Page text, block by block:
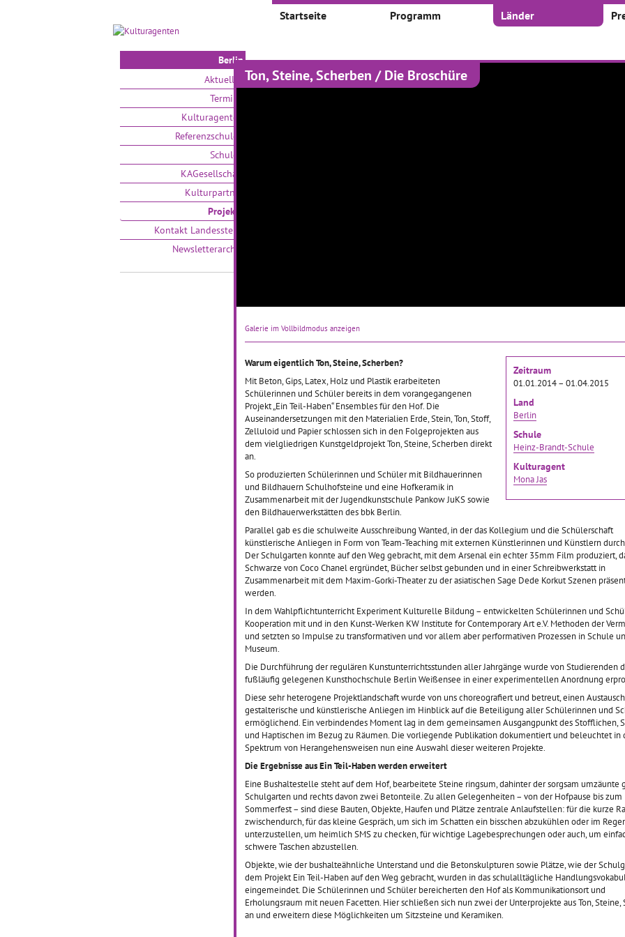
Ton, Steine, Scherben / Die Broschüre
Galerie im Vollbildmodus anzeigen
Zeitraum
01.01.2014 – 01.04.2015
Land
Berlin
Schule
Heinz-Brandt-Schule
Kulturagent
Mona Jas
Warum eigentlich Ton, Steine, Scherben?
Mit Beton, Gips, Latex, Holz und Plastik erarbeiteten
Schülerinnen und Schüler bereits in dem vorangegangenen
Projekt „Ein Teil-Haben“ Ensembles für den Hof. Die
Auseinandersetzungen mit den Materialien Erde, Stein, Ton, Stoff,
Zelluloid und Papier schlossen sich in den Folgeprojekten aus
dem vielgliedrigen Kunstgeldprojekt Ton, Steine, Scherben direkt
an.
So produzierten Schülerinnen und Schüler mit Bildhauerinnen
und Bildhauern Schulhofsteine und eine Hofkeramik in
Zusammenarbeit mit der Jugendkunstschule Pankow JuKS sowie
den Bildhauerwerkstätten des bbk Berlin.
Parallel gab es die schulweite Ausschreibung Wanted, in der das Kollegium und die Schülerschaft
künstlerische Anliegen in Form von Team-Teaching mit externen Künstlerinnen und Künstlern
Der Schulgarten konnte auf den Weg gebracht, mit dem Arsenal ein echter 35mm Film produziert,
Schwarze von Coco Chanel ergründet, Bücher selbst gebunden und in einer Schreibwerkstatt in
Zusammenarbeit mit dem Maxim-Gorki-Theater zu der asiatischen Sage Dede Korkut Szenen
werden.
In dem Wahlpflichtunterricht Experiment Kulturelle Bildung – entwickelten Schülerinnen und
Kooperation mit und in den Kunst-Werken KW Institute for Contemporary Art e.V. Methoden der
und setzten so Impulse zu transformativen und vor allem aber performativen Prozessen in Schule
Museum.
Die Durchführung der regulären Kunstunterrichtsstunden aller Jahrgänge wurde von Studierenden
fußläufig gelegenen Kunsthochschule Berlin Weißensee in einer experimentellen Anordnung
Diese sehr heterogene Projektlandschaft wurde von uns choreografiert und betreut, einen
gestalterische und künstlerische Anliegen im Hinblick auf die Beteiligung aller Schülerinnen und
ermöglichend. Ein verbindendes Moment lag in dem gemeinsamen Ausgangpunkt des Stofflichen,
und Haptischen im Bezug zu Räumen. Die vorliegende Publikation dokumentiert und beleuchtet in
Spektrum von Herangehensweisen nun eine Auswahl dieser weiteren Projekte.
Die Ergebnisse aus Ein Teil-Haben werden erweitert
Eine Bushaltestelle steht auf dem Hof, bearbeitete Steine ringsum, dahinter der sorgsam umzäunte
Schulgarten und rechts davon zwei Betonteile. Zu allen Gelegenheiten – von der Hofpause bis zum
Sommerfest – sind diese Bauten, Objekte, Haufen und Plätze zentrale Anlaufstellen: für die kurze
zwischendurch, für das kleine Gespräch, um sich im Schatten ein bisschen abzukühlen oder im
unterzustellen, um heimlich SMS zu checken, für wichtige Lagebesprechungen oder auch, um
schwere Taschen abzustellen.
Objekte, wie der bushalteähnliche Unterstand und die Betonskulpturen sowie Plätze, wie der
dem Projekt Ein Teil-Haben auf den Weg gebracht, wurden in das schulalltägliche
eingemeindet. Die Schülerinnen und Schüler bereicherten den Hof als Kommunikationsort und
Erholungsraum mit neuen Facetten. Hier schließen sich nun zwei der Unterprojekte aus Ton, Steine,
an und erweitern diese Möglichkeiten um Sitzsteine und Keramiken.
Berlin
Aktuelles
Termine
Kulturagenten
Referenzschulen
Schulen
KAGesellschaft
Kulturpartner
Projekte
Kontakt Landesstelle
Newsletterarchiv
Startseite Programm Länder
Projekte
Me Collectors Room Berlin
zusammen mit einer
Künstlerin, einer
Kulturwissenschaftlerin und
zwei Lehrerinnen in der
Vorhalle… mehr
gemalter Kettenbrief, der
aneinandergelegt wird.
Schülerinnen und Schüler
verschiedener Jahrgänge
der… mehr
Schulnetzwerks
Schülerinnen und Schüler
der Thomas-Mann-
Oberschule und der Bettina-
von-Arnim-Schule haben
einen Teil der im Rahmen
Programms angelaufenen
Schulnetzwerk-Projekte
filmisch… mehr
Zwei Riesen-Dada-
durchs MV
01.10.2011–15.06.2012
Riesen“, das zu 20 Jahre
Mauerfall durch Berlin zog,
haben zwei Künstler mit
dieses Spektakel zwei
bewegliche… mehr
Viertel
01.10.2011–15.06.2012
Kamera - und sei es im
Handy - und macht ständig
fast täglich Fotos. Was
bestimmten Thema mit der
Kamera zu arbeiten?
Ein Hofentwurf als Modell
01.10.2011–30.05.2013
Kotzgrün oder Kacklila?
Diese Frage stellt sich nur,
eigenen Schulhof entwirft.
Schüler/innen der Heinz-
Brandt-Schule erforschten
Testtesttest… mehr
Wenn der weiße Hai
jemanden auf die
Palme bringt –
Tag des Buches
Zum vierten Mal feierte die
Heinz-Brandt-Schule am 23.
des Buches, einen
besonderen Feiertag mit
Wurzeln in Katalonien
(Spanien). Ziel der Heinz-
Brandt-Schule ist, die